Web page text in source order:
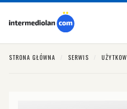
STRONA GŁÓWNA SERWIS